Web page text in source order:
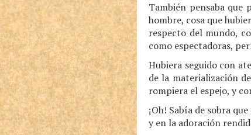
También pensaba que
hombre, cosa que
respecto del mundo,
como espectadoras,
Hubiera seguido con
de la materialización
rompiera el espejo, y
¡Oh! Sabía de sobra
y en la adoración